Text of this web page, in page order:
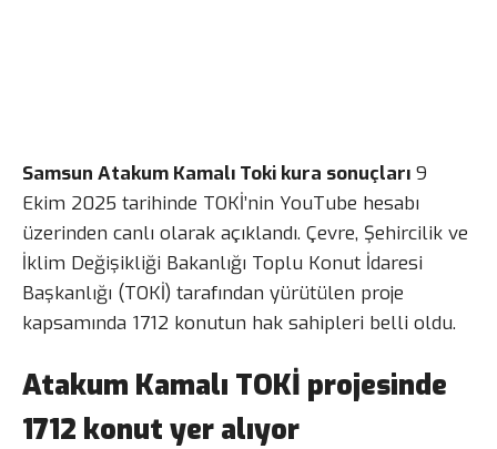
Samsun Atakum Kamalı Toki kura sonuçları 9
Ekim 2025 tarihinde TOKİ’nin YouTube hesabı
üzerinden canlı olarak açıklandı. Çevre, Şehircilik ve
İklim Değişikliği Bakanlığı Toplu Konut İdaresi
Başkanlığı (TOKİ) tarafından yürütülen proje
kapsamında 1712 konutun hak sahipleri belli oldu.
Atakum Kamalı TOKİ projesinde
1712 konut yer alıyor